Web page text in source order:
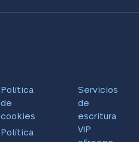
Política
de
cookies
Política
Servicios
de
escritura
VIP